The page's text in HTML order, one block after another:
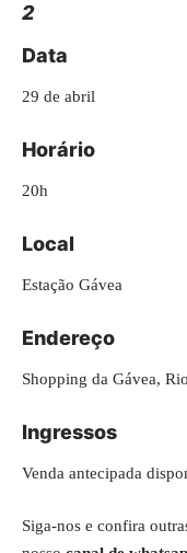
2
Data
29 de abril
Horário
20h
Local
Estação Gávea
Endereço
Shopping da Gávea,
Ingressos
Venda antecipada
Siga-nos e confira